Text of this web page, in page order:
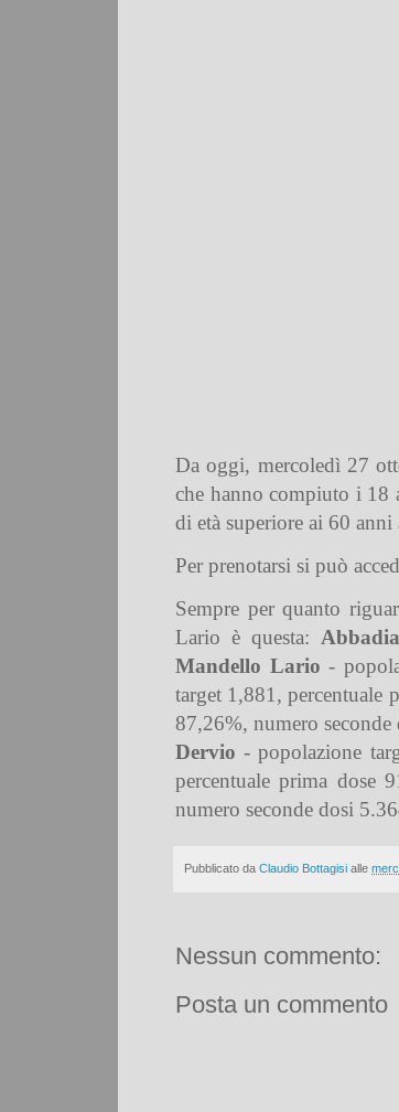
Da oggi, mercoledì 27
che hanno compiuto i 18
di età superiore ai 60 anni
Per prenotarsi si può
Sempre per quanto
Lario è questa:
Mandello Lario -
target 1,881, percentuale
87,26%, numero
Dervio - popolazione
percentuale prima dose
numero seconde dosi
Pubblicato da Claudio Bottagisi alle
Nessun commento:
Posta un commento